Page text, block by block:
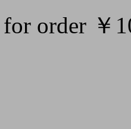
order ￥